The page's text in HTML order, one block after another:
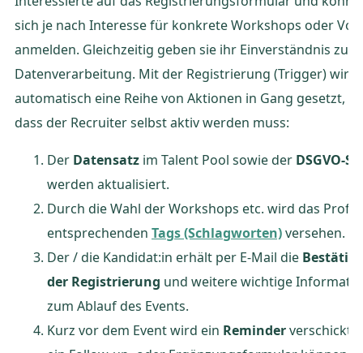
sich je nach Interesse für konkrete Workshops oder
anmelden. Gleichzeitig geben sie ihr Einverständnis zur
Datenverarbeitung. Mit der Registrierung (Trigger) wird
automatisch eine Reihe von Aktionen in Gang gesetzt,
dass der Recruiter selbst aktiv werden muss:
Der Datensatz im Talent Pool sowie der DSGVO-
werden aktualisiert.
Durch die Wahl der Workshops etc. wird das Profil
entsprechenden Tags (Schlagworten)versehen.
Der / die Kandidat:in erhält per E-Mail die
der Registrierung und weitere wichtige
zum Ablauf des Events.
Kurz vor dem Event wird ein Reminderverschickt.